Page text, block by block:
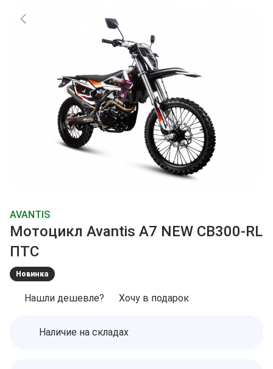
AVANTIS
Мотоцикл Avantis A7 NEW CB300-RL
ПТС
Новинка
Нашли дешевле? Хочу в подарок
Наличие на складах